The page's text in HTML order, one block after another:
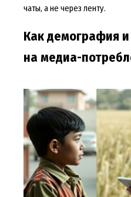
чаты, а не через ленту.
Как демография
на медиа-